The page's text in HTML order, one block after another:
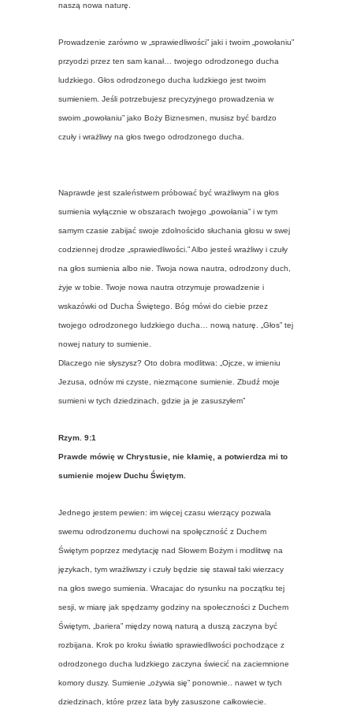
naszą nowa naturę.
Prowadzenie zarówno w „sprawiedliwości” jaki i twoim „powołaniu”
przyodzi przez ten sam kanał… twojego odrodzonego ducha
ludzkiego. Głos odrodzonego ducha ludzkiego jest twoim
sumieniem. Jeśli potrzebujesz precyzyjnego prowadzenia w
swoim „powołaniu” jako Boży Biznesmen, musisz być bardzo
czuły i wrażliwy na głos twego odrodzonego ducha.
Naprawde jest szaleństwem próbować być wrażliwym na głos
sumienia wyłącznie w obszarach twojego „powołania” i w tym
samym czasie zabijać swoje zdolnoścido słuchania głosu w swej
codziennej drodze „sprawiedliwości.” Albo jesteś wrażliwy i czuły
na głos sumienia albo nie. Twoja nowa nautra, odrodzony duch,
żyje w tobie. Twoje nowa nautra otrzymuje prowadzenie i
wskazówki od Ducha Świętego. Bóg mówi do ciebie przez
twojego odrodzonego ludzkiego ducha… nową naturę. „Głos” tej
nowej natury to sumienie.
Dlaczego nie słyszysz? Oto dobra modlitwa: „Ojcze, w imieniu
Jezusa, odnów mi czyste, niezmącone sumienie. Zbudź moje
sumieni w tych dziedzinach, gdzie ja je zasuszyłem”
Rzym. 9:1
Prawde mówię w Chrystusie, nie kłamię, a potwierdza mi to
sumienie mojew Duchu Świętym.
Jednego jestem pewien: im więcej czasu wierzący pozwala
swemu odrodzonemu duchowi na społęczność z Duchem
Świętym poprzez medytację nad Słowem Bożym i modlitwę na
językach, tym wrażliwszy i czuły będzie się stawał taki wierzacy
na głos swego sumienia. Wracajac do rysunku na początku tej
sesji, w miarę jak spędzamy godziny na społeczności z Duchem
Świętym, „bariera” między nową naturą a duszą zaczyna być
rozbijana. Krok po kroku światło sprawiedliwości pochodzące z
odrodzonego ducha ludzkiego zaczyna świecić na zaciemnione
komory duszy. Sumienie „ożywia się” ponownie.. nawet w tych
dziedzinach, które przez lata były zasuszone całkowiecie.